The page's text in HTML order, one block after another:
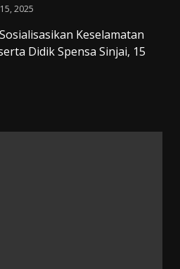
2025
Keselamatan
Didik Spensa Sinjai, 15